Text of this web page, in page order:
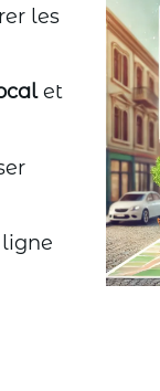
les
et